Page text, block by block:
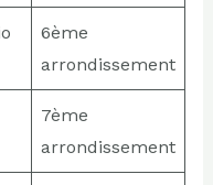
6ème
arrondissement
7ème
arrondissement